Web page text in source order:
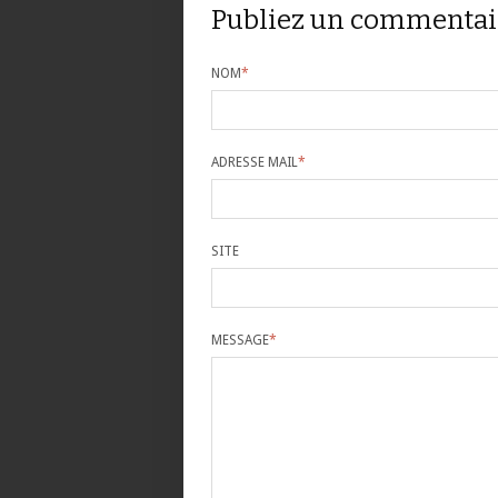
Publiez un
NOM*
ADRESSE MAIL*
SITE
MESSAGE*